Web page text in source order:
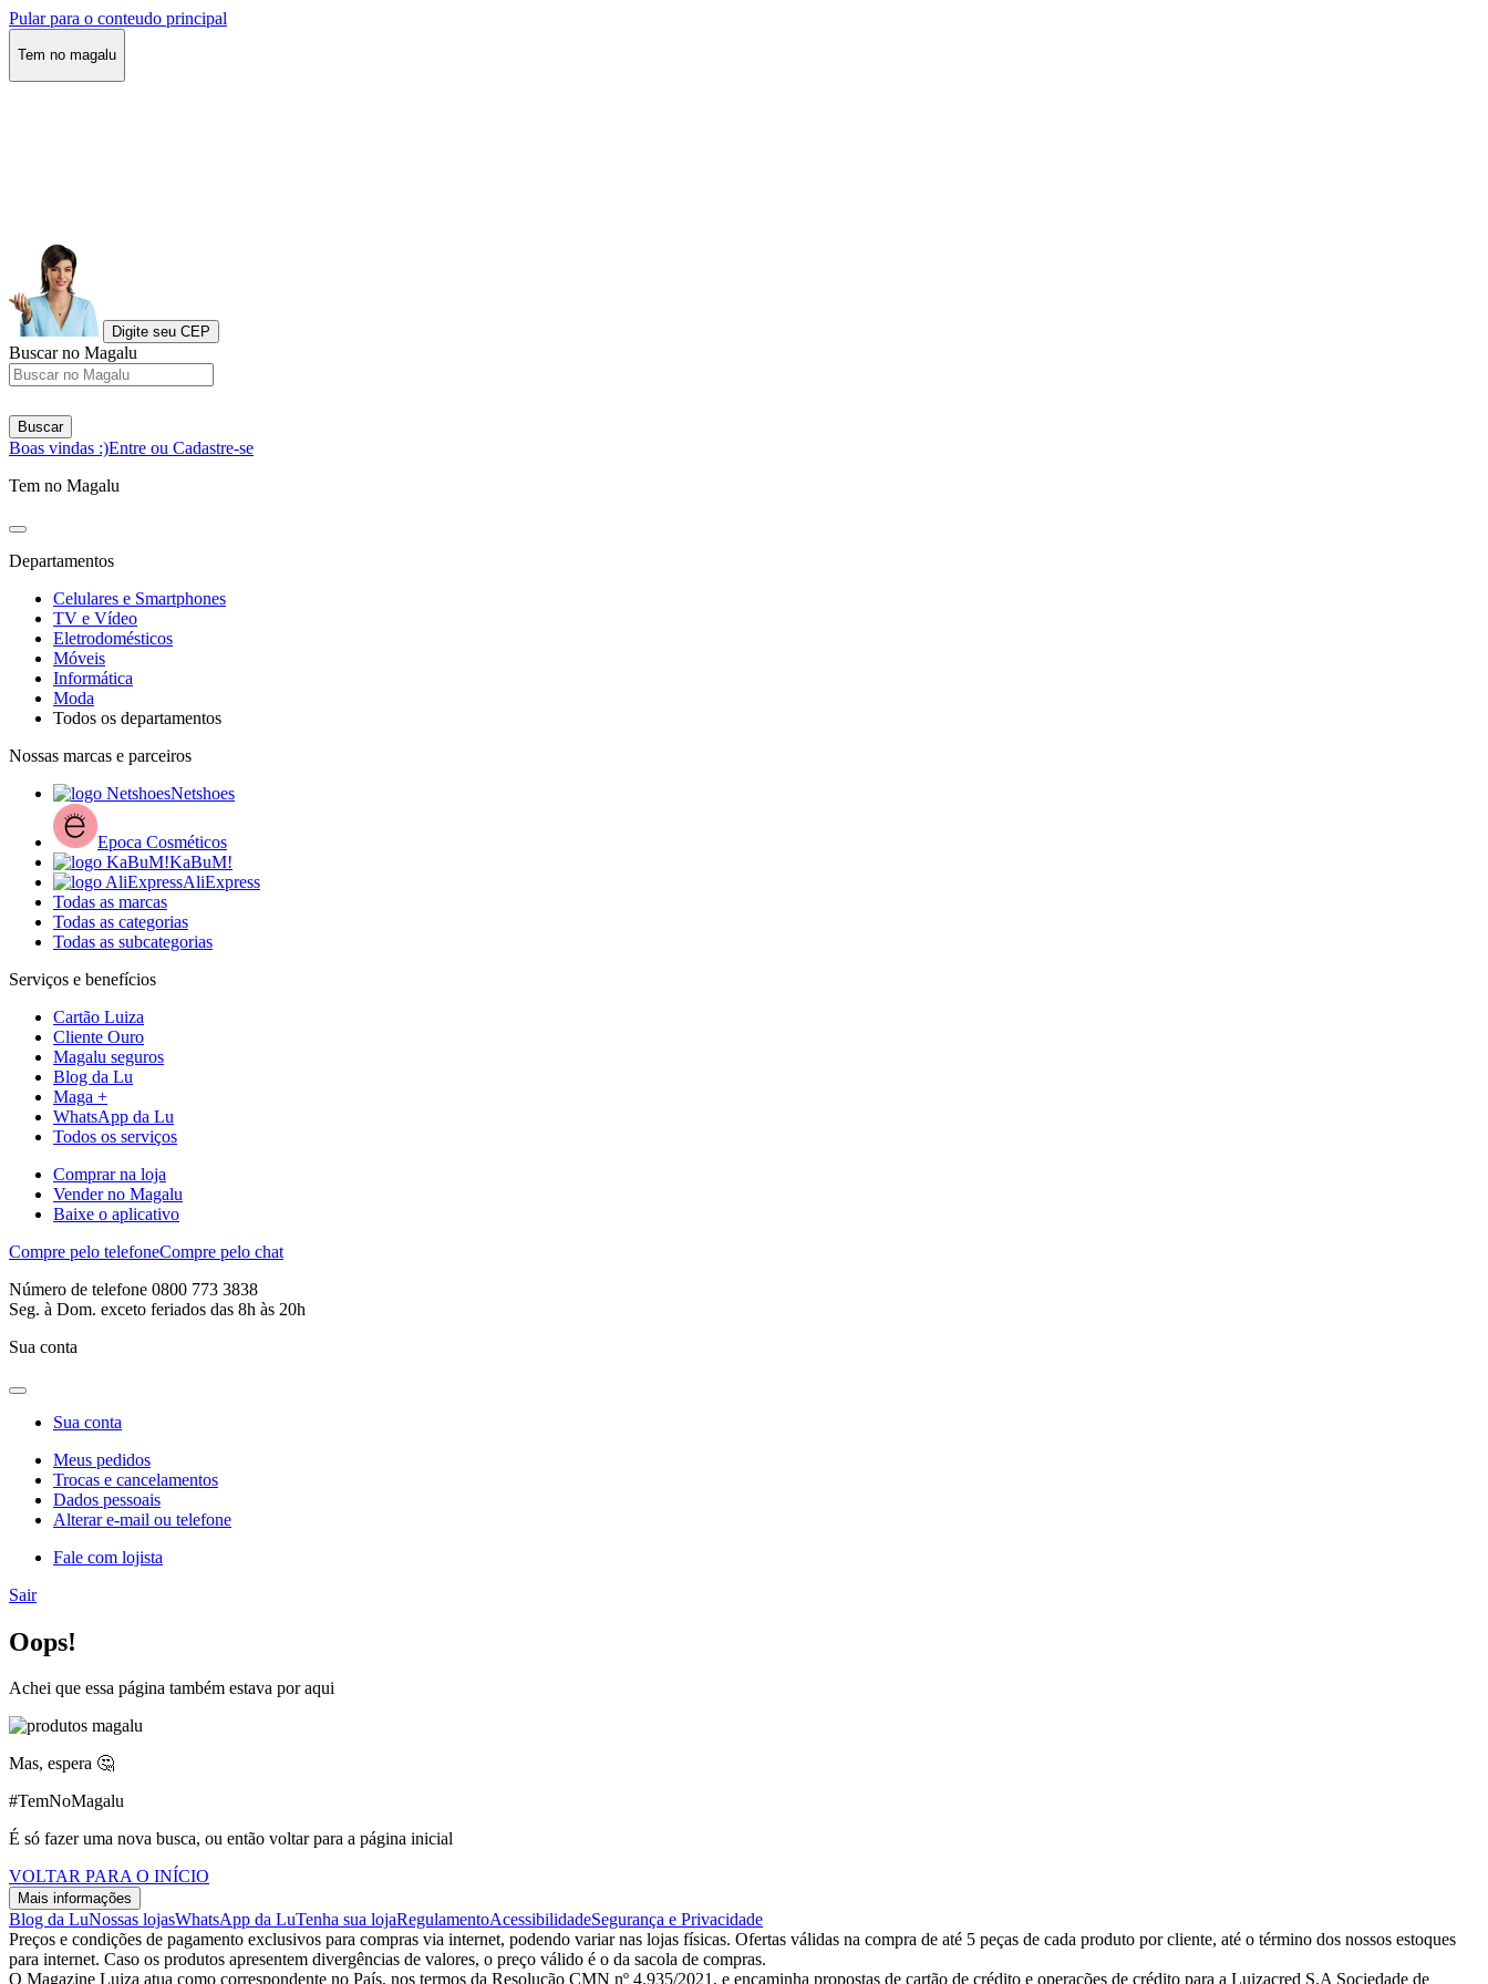
Pular para o conteudo principal
Tem no magalu
Digite seu CEP
Buscar no Magalu
Buscar
Boas vindas :)Entre ou Cadastre-se
Tem no Magalu
Departamentos
Celulares e Smartphones
TV e Vídeo
Eletrodomésticos
Móveis
Informática
Moda
Todos os departamentos
Nossas marcas e parceiros
Netshoes
Epoca Cosméticos
KaBuM!
AliExpress
Todas as marcas
Todas as categorias
Todas as subcategorias
Serviços e benefícios
Cartão Luiza
Cliente Ouro
Magalu seguros
Blog da Lu
Maga +
WhatsApp da Lu
Todos os serviços
Comprar na loja
Vender no Magalu
Baixe o aplicativo
Compre pelo telefoneCompre pelo chat
Número de telefone 0800 773 3838
Seg. à Dom. exceto feriados das 8h às 20h
Sua conta
Sua conta
Meus pedidos
Trocas e cancelamentos
Dados pessoais
Alterar e-mail ou telefone
Fale com lojista
Sair
Oops!
Achei que essa página também estava por aqui
Mas, espera 🤔
#TemNoMagalu
É só fazer uma nova busca, ou então voltar para a página inicial
VOLTAR PARA O INÍCIO
Mais informações
Blog da LuNossas lojasWhatsApp da LuTenha sua lojaRegulamentoAcessibilidadeSegurança e Privacidade
Preços e condições de pagamento exclusivos para compras via internet, podendo variar nas lojas físicas. Ofertas válidas na compra de até 5 peças de cada produto por cliente, até o término dos nossos estoques
para internet. Caso os produtos apresentem divergências de valores, o preço válido é o da sacola de compras.
O Magazine Luiza atua como correspondente no País, nos termos da Resolução CMN nº 4.935/2021, e encaminha propostas de cartão de crédito e operações de crédito para a Luizacred S.A Sociedade de